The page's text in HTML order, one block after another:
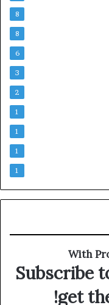
8
8
6
3
2
1
1
1
1
With
Subscribe
get